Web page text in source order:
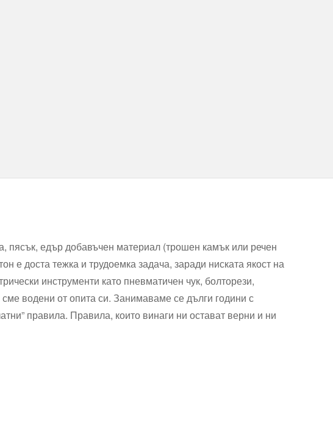
пясък, едър добавъчен материал (трошен камък или речен
е доста тежка и трудоемка задача, заради ниската якост на
инструменти като пневматичен чук, болторези,
водени от опита си. Занимаваме се дълги години с
правила. Правила, които винаги ни остават верни и ни